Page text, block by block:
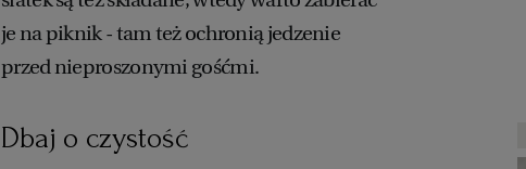
je na piknik - tam też ochronią jedzenie
przed nieproszonymi gośćmi.
Dbaj o czystość